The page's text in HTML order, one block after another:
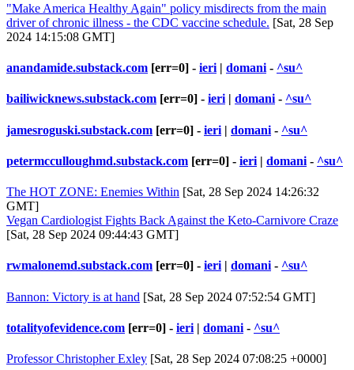
"Make America Healthy Again" policy misdirects from the main
driver of chronic illness - the CDC vaccine schedule. [Sat, 28 Sep
2024 14:15:08 GMT]
anandamide.substack.com [err=0] - ieri | domani - ^su^
bailiwicknews.substack.com [err=0] - ieri | domani - ^su^
jamesroguski.substack.com [err=0] - ieri | domani - ^su^
petermcculloughmd.substack.com [err=0] - ieri | domani - ^su^
The HOT ZONE: Enemies Within [Sat, 28 Sep 2024 14:26:32
GMT]
Vegan Cardiologist Fights Back Against the Keto-Carnivore Craze
[Sat, 28 Sep 2024 09:44:43 GMT]
rwmalonemd.substack.com [err=0] - ieri | domani - ^su^
Bannon: Victory is at hand [Sat, 28 Sep 2024 07:52:54 GMT]
totalityofevidence.com [err=0] - ieri | domani - ^su^
Professor Christopher Exley [Sat, 28 Sep 2024 07:08:25 +0000]